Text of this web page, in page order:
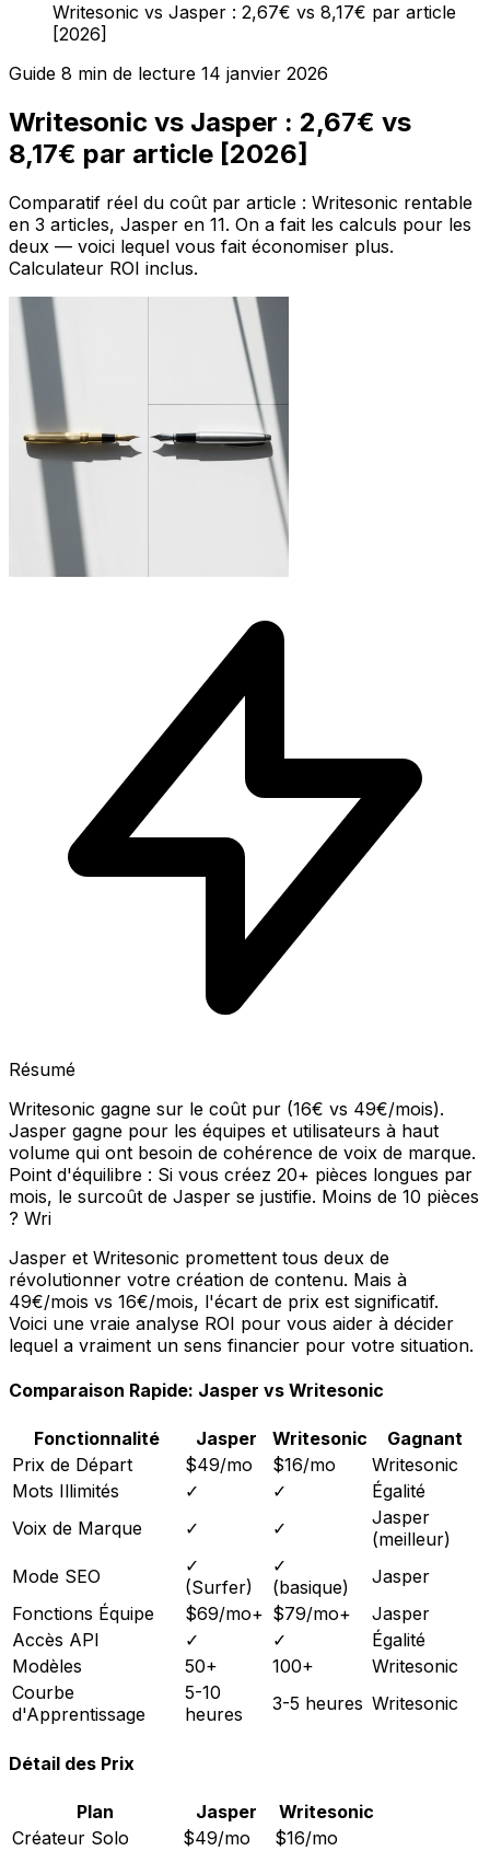
Writesonic vs Jasper : 2,67€ vs 8,17€ par article
[2026]
Guide 8 min de lecture 14 janvier 2026
Writesonic vs Jasper : 2,67€ vs
8,17€ par article [2026]
Comparatif réel du coût par article : Writesonic rentable
en 3 articles, Jasper en 11. On a fait les calculs pour les
deux — voici lequel vous fait économiser plus.
Calculateur ROI inclus.
Résumé
Writesonic gagne sur le coût pur (16€ vs 49€/mois).
Jasper gagne pour les équipes et utilisateurs à haut
volume qui ont besoin de cohérence de voix de marque.
Point d'équilibre : Si vous créez 20+ pièces longues par
mois, le surcoût de Jasper se justifie. Moins de 10 pièces
? Wri
Jasper et Writesonic promettent tous deux de
révolutionner votre création de contenu. Mais à
49€/mois vs 16€/mois, l'écart de prix est significatif.
Voici une vraie analyse ROI pour vous aider à décider
lequel a vraiment un sens financier pour votre situation.
Comparaison Rapide: Jasper vs Writesonic
Fonctionnalité Jasper Writesonic
Gagnant
Prix de Départ
$49/mo $16/mo
Writesonic
Mots Illimités
✓ ✓
Égalité
Voix de Marque
✓ ✓
Jasper
(meilleur)
Mode SEO
✓
(Surfer)
✓
(basique)
Jasper
Fonctions Équipe
$69/mo+ $79/mo+
Jasper
Accès API
✓ ✓
Égalité
Modèles
50+ 100+
Writesonic
Courbe
d'Apprentissage
5-10
heures
3-5 heures Writesonic
Détail des Prix
Plan Jasper
Writesonic
Créateur Solo
$49/mo
$16/mo